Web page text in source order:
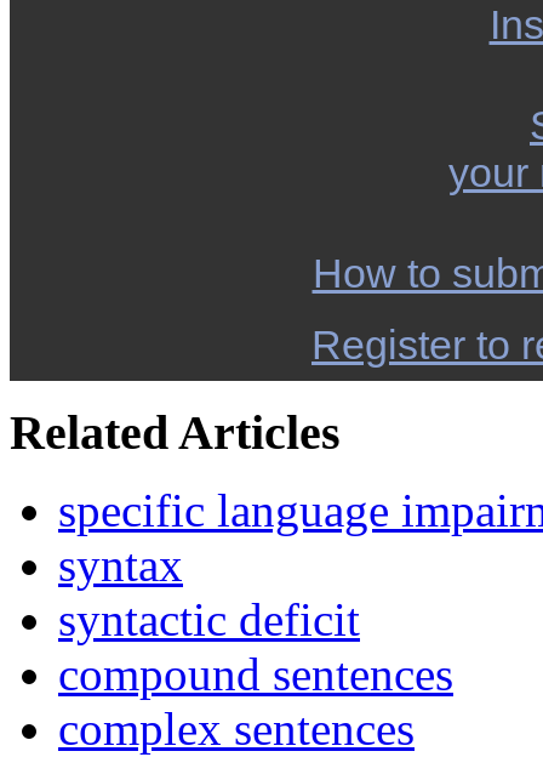
your
How to
Register to
Related Articles
specific language
syntax
syntactic deficit
compound sentences
complex sentences